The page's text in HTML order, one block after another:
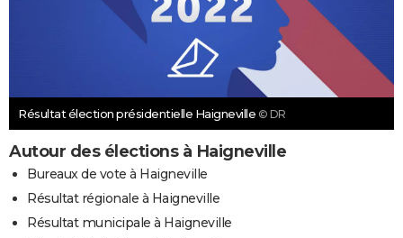
Résultat élection présidentielle Haigneville © DR
Autour des élections à Haigneville
Bureaux de vote à Haigneville
Résultat régionale à Haigneville
Résultat municipale à Haigneville